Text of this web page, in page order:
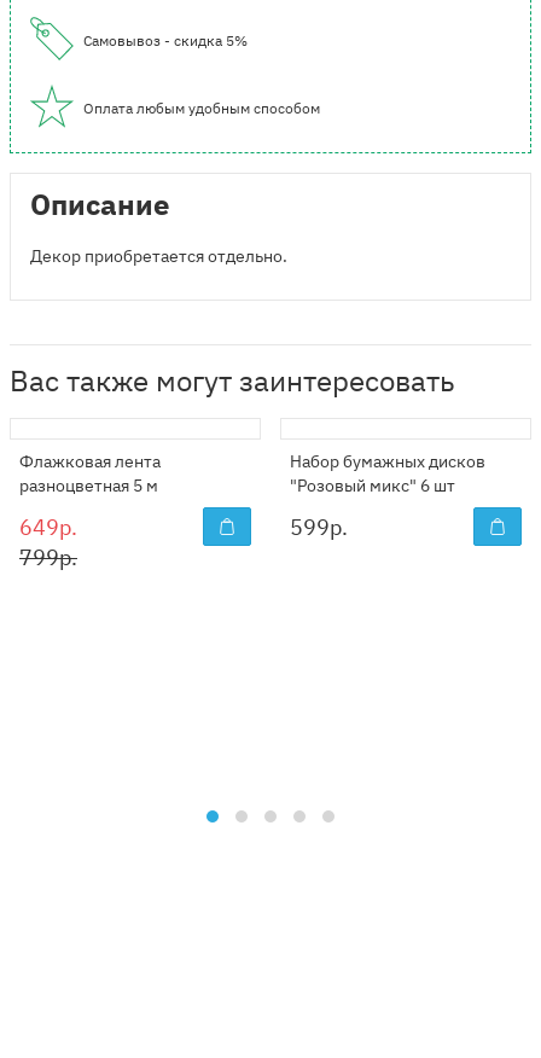
Самовывоз - скидка 5%
Оплата любым удобным способом
Описание
Декор приобретается отдельно.
Вас также могут заинтересовать
Флажковая лента
разноцветная 5 м
649р.
799р.
Набор бумажных дисков
"Розовый микс" 6 шт
599р.